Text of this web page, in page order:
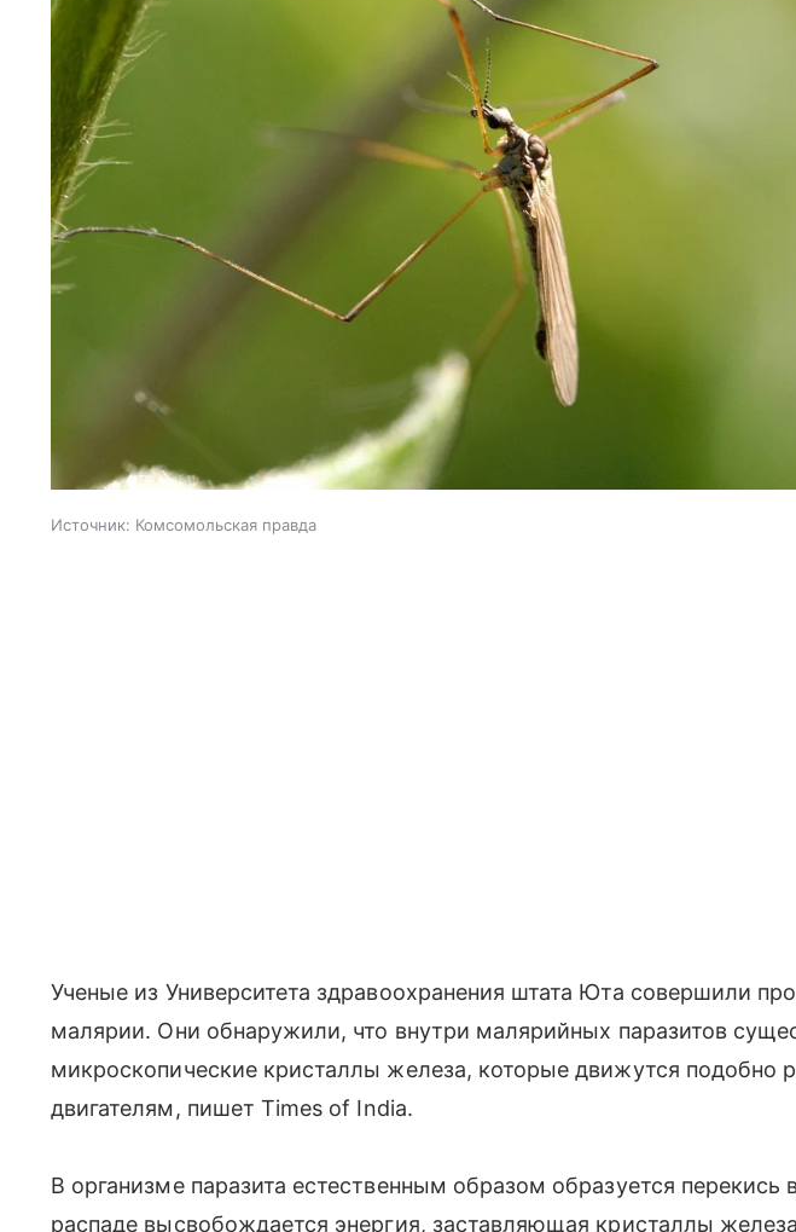
Источник: Комсомольская правда
Ученые из Университета здравоохранения штата Юта совершили
малярии. Они обнаружили, что внутри малярийных паразитов
микроскопические кристаллы железа, которые движутся подобно
двигателям, пишет Times of India.
В организме паразита естественным образом образуется перекись
распаде высвобождается энергия, заставляющая кристаллы